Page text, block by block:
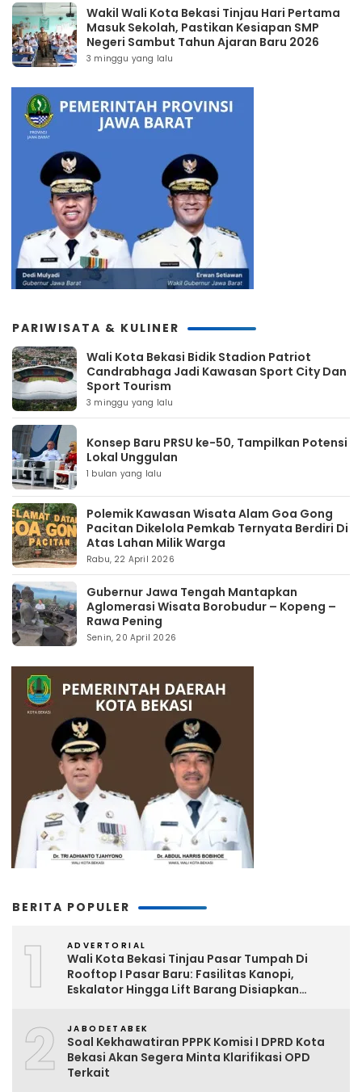
Wakil Wali Kota Bekasi Tinjau Hari Pertama
Masuk Sekolah, Pastikan Kesiapan SMP
Negeri Sambut Tahun Ajaran Baru 2026
3 minggu yang lalu
PARIWISATA & KULINER
Wali Kota Bekasi Bidik Stadion Patriot
Candrabhaga Jadi Kawasan Sport City Dan
Sport Tourism
3 minggu yang lalu
Konsep Baru PRSU ke-50, Tampilkan Potensi
Lokal Unggulan
1 bulan yang lalu
Polemik Kawasan Wisata Alam Goa Gong
Pacitan Dikelola Pemkab Ternyata Berdiri Di
Atas Lahan Milik Warga
Rabu, 22 April 2026
Gubernur Jawa Tengah Mantapkan
Aglomerasi Wisata Borobudur – Kopeng –
Rawa Pening
Senin, 20 April 2026
BERITA POPULER
1 ADVERTORIAL
Wali Kota Bekasi Tinjau Pasar Tumpah Di
Rooftop I Pasar Baru: Fasilitas Kanopi,
Eskalator Hingga Lift Barang Disiapkan
2 JABODETABEK
Soal Kekhawatiran PPPK Komisi I DPRD Kota
Bekasi Akan Segera Minta Klarifikasi OPD
Terkait